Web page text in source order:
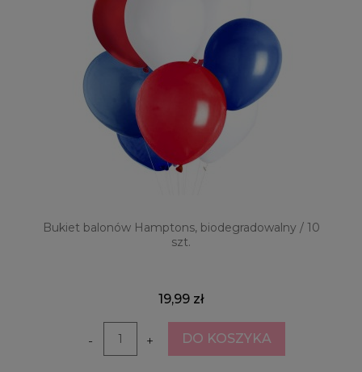
Bukiet balonów Hamptons, biodegradowalny / 10
szt.
19,99 zł
- + DO KOSZYKA